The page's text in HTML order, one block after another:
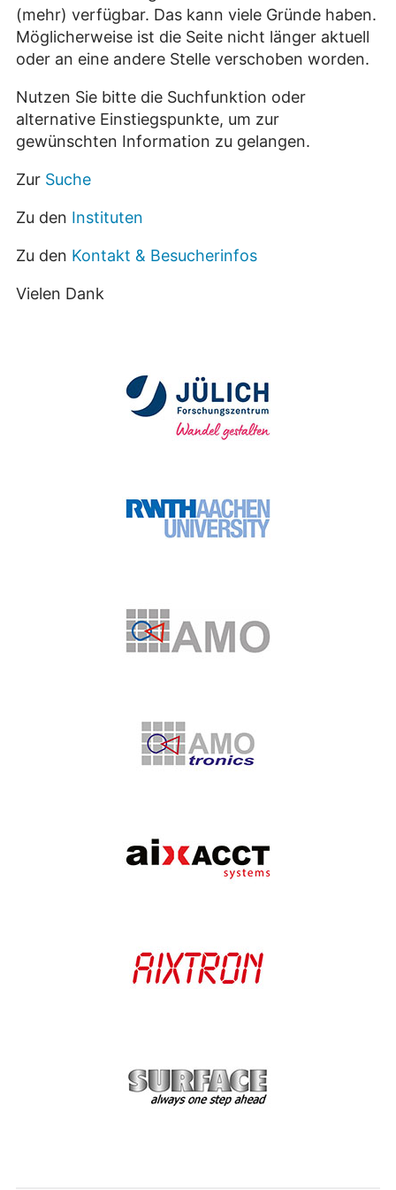
(mehr) verfügbar. Das kann viele Gründe haben.
Möglicherweise ist die Seite nicht länger aktuell
oder an eine andere Stelle verschoben worden.
Nutzen Sie bitte die Suchfunktion oder
alternative Einstiegspunkte, um zur
gewünschten Information zu gelangen.
Zur Suche
Zu den Instituten
Zu den Kontakt & Besucherinfos
Vielen Dank